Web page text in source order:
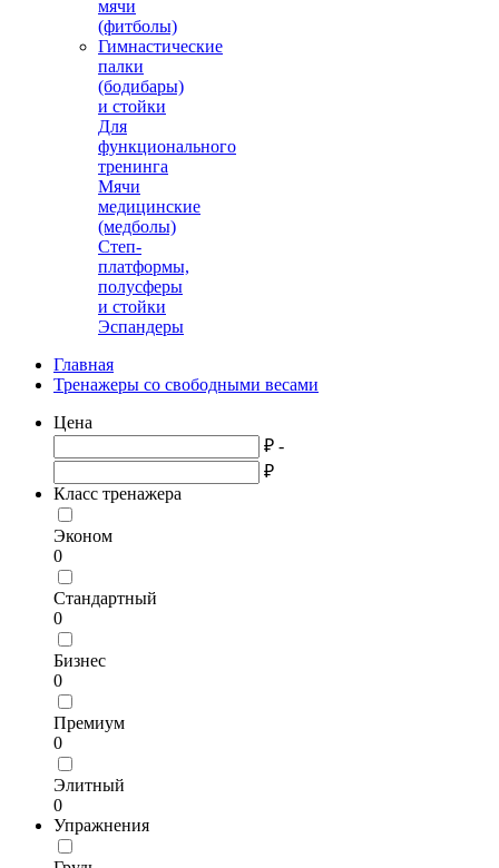
мячи
(фитболы)
Гимнастические
палки
(бодибары)
и стойки
Для
функционального
тренинга
Мячи
медицинские
(медболы)
Степ-
платформы,
полусферы
и стойки
Эспандеры
Главная
Тренажеры со свободными весами
Цена
₽ -
₽
Класс тренажера
Эконом
0
Стандартный
0
Бизнес
0
Премиум
0
Элитный
0
Упражнения